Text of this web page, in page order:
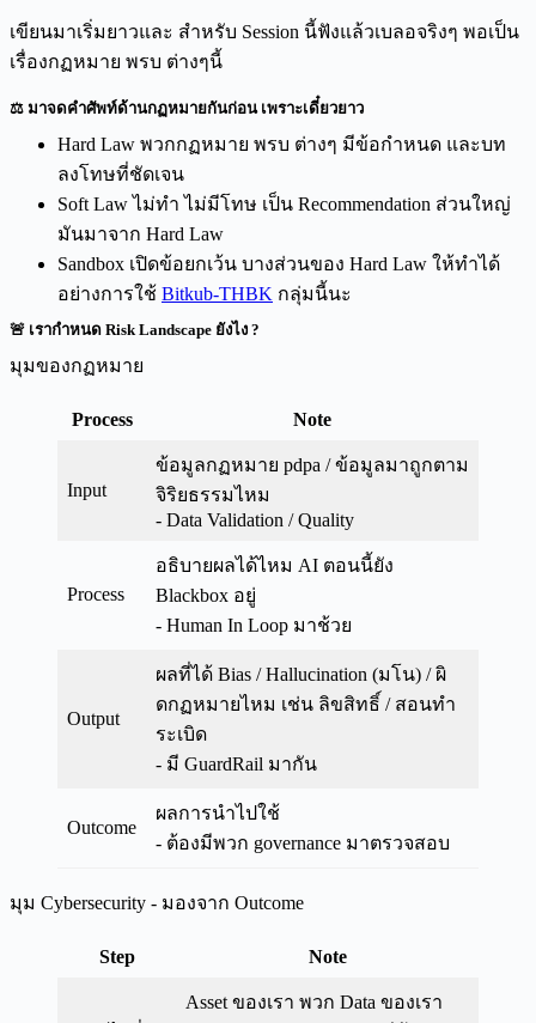
เขียนมาเริ่มยาวและ สำหรับ Session นี้ฟังแล้วเบลอจริงๆ พอเป็น
เรื่องกฏหมาย พรบ ต่างๆนี้
⚖️ มาจดคำศัพท์ด้านกฏหมายกันก่อน เพราะเดี๋ยวยาว
Hard Law พวกกฏหมาย พรบ ต่างๆ มีข้อกำหนด และบท
ลงโทษที่ชัดเจน
Soft Law ไม่ทำ ไม่มีโทษ เป็น Recommendation ส่วนใหญ่
มันมาจาก Hard Law
Sandbox เปิดข้อยกเว้น บางส่วนของ Hard Law ให้ทำได้
อย่างการใช้ Bitkub-THBK กลุ่มนี้นะ
🚨 เรากำหนด Risk Landscape ยังไง ?
มุมของกฏหมาย
Process Note
Input
ข้อมูลกฏหมาย pdpa / ข้อมูลมาถูกตาม
จิริยธรรมไหม
- Data Validation / Quality
Process
อธิบายผลได้ไหม AI ตอนนี้ยัง
Blackbox อยู่
- Human In Loop มาช้วย
Output
ผลที่ได้ Bias / Hallucination (มโน) / ผิ
ดกฏหมายไหม เช่น ลิขสิทธิ์ / สอนทำ
ระเบิด
- มี GuardRail มากัน
Outcome
ผลการนำไปใช้
- ต้องมีพวก governance มาตรวจสอบ
มุม Cybersecurity - มองจาก Outcome
Step Note
Asset ของเรา พวก Data ของเรา